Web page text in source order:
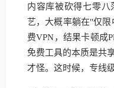
内容库被砍得七零
艺，大概率躺在"仅
费VPN，结果卡顿成
免费工具的本质是共
才怪。这时候，专线